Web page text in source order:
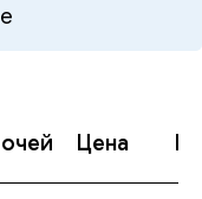
Цена